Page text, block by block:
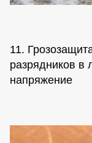
11.
разрядников в
напряжение